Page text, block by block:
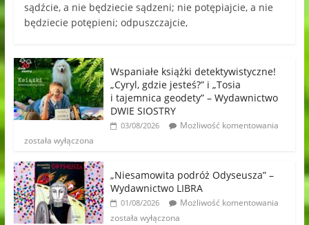
sądźcie, a nie będziecie sądzeni; nie potępiajcie, a nie
będziecie potępieni; odpuszczajcie,
Wspaniałe książki detektywistyczne!
„Cyryl, gdzie jesteś?” i „Tosia
i tajemnica geodety” – Wydawnictwo
DWIE SIOSTRY
03/08/2026
Możliwość komentowania
została wyłączona
„Niesamowita podróż Odyseusza” –
Wydawnictwo LIBRA
01/08/2026
Możliwość komentowania
została wyłączona